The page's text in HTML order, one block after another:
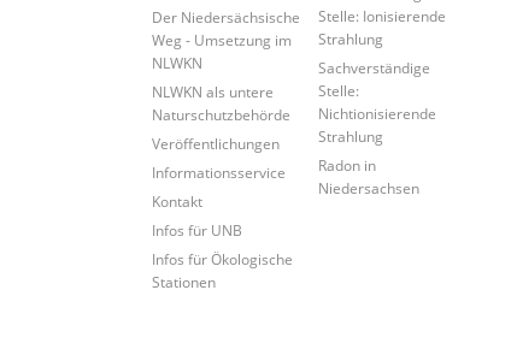
Der Niedersächsische
Weg - Umsetzung im
NLWKN
NLWKN als untere
Naturschutzbehörde
Veröffentlichungen
Informationsservice
Kontakt
Infos für UNB
Infos für Ökologische
Stationen
Stelle: Ionisierende
Strahlung
Sachverständige
Stelle:
Nichtionisierende
Strahlung
Radon in
Niedersachsen